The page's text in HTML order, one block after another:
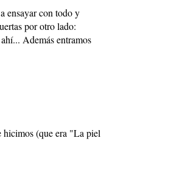
ensayar con todo y
por otro lado:
Además entramos
hicimos (que era "La piel